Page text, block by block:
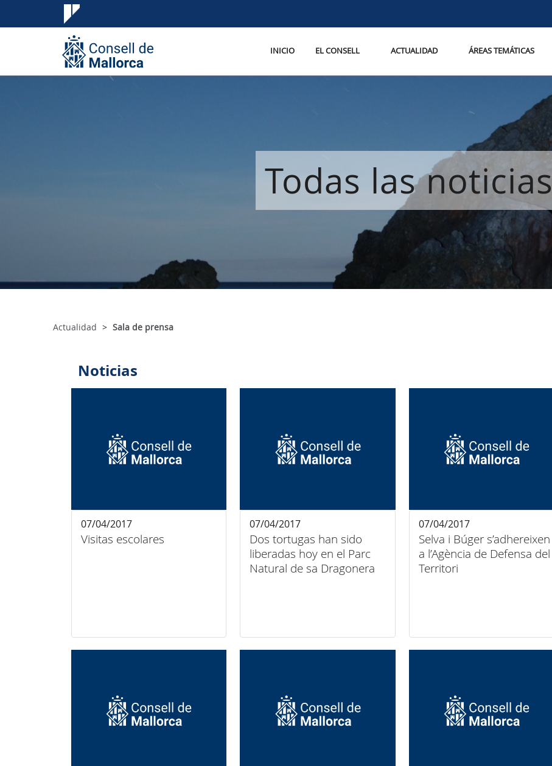
INICIO EL CONSELL ACTUALIDAD ÁREAS TEMÁTICAS
Todas las noticias
Actualidad Sala de prensa
Noticias
Visitas escolares
07/04/2017
Dos tortugas han sido
liberadas hoy en el Parc
Natural de sa Dragonera
07/04/2017
Selva i Búger s’adhereixen
a l’Agència de Defensa del
Territori
07/04/2017